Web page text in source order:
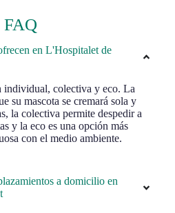
FAQ
en L'Hospitalet de
individual, colectiva y eco. La
su mascota se cremará sola y
la colectiva permite despedir a
y la eco es una opción más
con el medio ambiente.
a domicilio en